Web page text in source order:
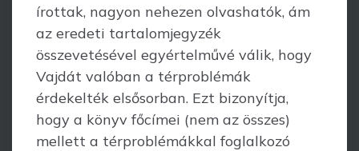
írottak, na­gyon nehezen olvashatók, ám
az eredeti tartalomjegyzék
összevetésével egyér­tel­művé válik, hogy
Vajdát valóban a térproblémák
érdekelték elsősorban. Ezt bizonyítja,
hogy a könyv főcímei (nem az összes)
mellett a térproblémákkal foglalkozó